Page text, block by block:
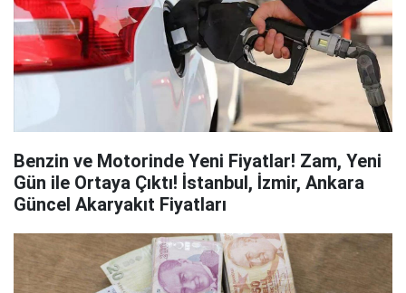
Benzin ve Motorinde Yeni Fiyatlar! Zam, Yeni
Gün ile Ortaya Çıktı! İstanbul, İzmir, Ankara
Güncel Akaryakıt Fiyatları